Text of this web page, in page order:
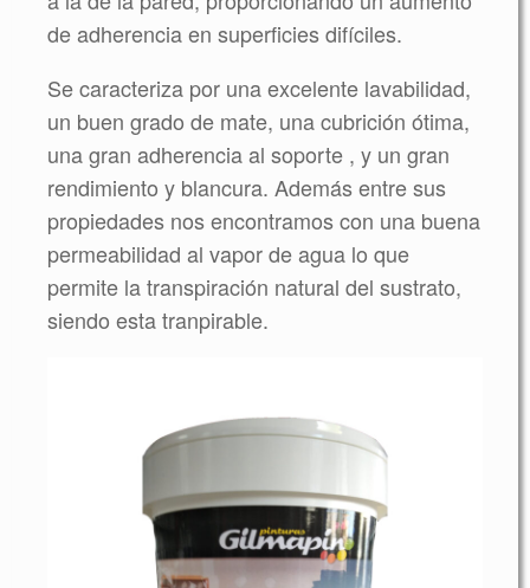
de adherencia en superficies difíciles.
Se caracteriza por una excelente lavabilidad,
un buen grado de mate, una cubrición ótima,
una gran adherencia al soporte , y un gran
rendimiento y blancura. Además entre sus
propiedades nos encontramos con una buena
permeabilidad al vapor de agua lo que
permite la transpiración natural del sustrato,
siendo esta tranpirable.